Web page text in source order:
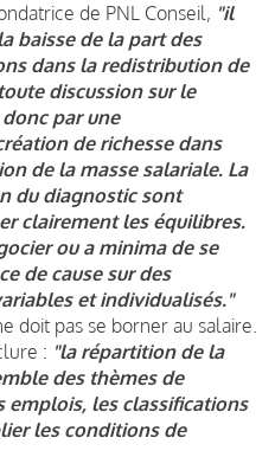
de PNL Conseil, "il
baisse de la part des
dans la redistribution de
discussion sur le
par une
de richesse dans
de la masse salariale. La
du diagnostic sont
clairement les équilibres.
ou a minima de se
de cause sur des
et individualisés."
doit pas se borner au salaire.
: "la répartition de la
des thèmes de
emplois, les classifications
les conditions de